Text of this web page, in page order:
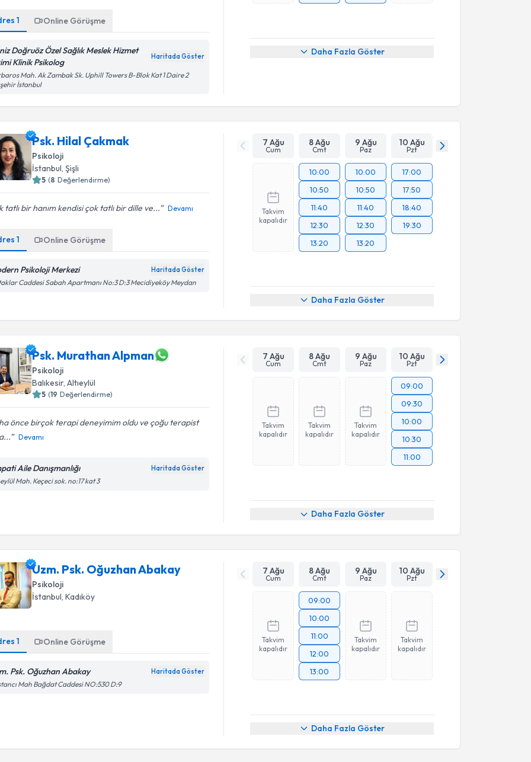
1 Online Görüşme
Doğruöz Özel Sağlık Meslek Hizmet
Klinik Psikolog
Haritada Göster
Mah. Ak Zambak Sk. Uphill Towers B-Blok Kat 1 Daire 2
İstanbul
Daha Fazla Göster
Psk. Hilal Çakmak
Psikoloji
İstanbul ,Şişli
5 (8 Değerlendirme)
tatlı bir hanım kendisi çok tatlı bir dille ve... Devamı
1 Online Görüşme
Psikoloji Merkezi Haritada Göster
Caddesi Sabah Apartmanı No:3 D:3 Mecidiyeköy Meydan
7 Ağu
Cum
8 Ağu
Cmt
9 Ağu
Paz
10 Ağu
Pzt
Takvim
kapalıdır
10:00
10:50
11:40
12:30
13:20
10:00
10:50
11:40
12:30
13:20
17:00
17:50
18:40
19:30
Daha Fazla Göster
Psk. Murathan Alpman
Psikoloji
Balıkesir,Altıeylül
5 (19 Değerlendirme)
önce birçok terapi deneyimim oldu ve çoğu terapist
Devamı
Aile Danışmanlığı Haritada Göster
Mah. Keçeci sok. no:17 kat 3
7 Ağu
Cum
8 Ağu
Cmt
9 Ağu
Paz
10 Ağu
Pzt
Takvim
kapalıdır
Takvim
kapalıdır
Takvim
kapalıdır
09:00
09:30
10:00
10:30
11:00
Daha Fazla Göster
Uzm. Psk. Oğuzhan Abakay
Psikoloji
İstanbul ,Kadıköy
1 Online Görüşme
Psk. Oğuzhan Abakay Haritada Göster
Mah Bağdat Caddesi NO:530 D:9
7 Ağu
Cum
8 Ağu
Cmt
9 Ağu
Paz
10 Ağu
Pzt
Takvim
kapalıdır
09:00
10:00
11:00
12:00
13:00
Takvim
kapalıdır
Takvim
kapalıdır
Daha Fazla Göster